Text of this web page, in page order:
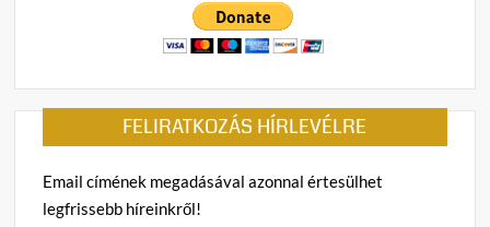
FELIRATKOZÁS HÍRLEVÉLRE
Email címének megadásával azonnal értesülhet
legfrissebb híreinkről!